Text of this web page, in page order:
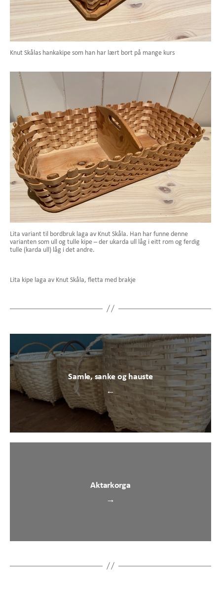
Knut Skålas hankakipe som han har lært bort på mange kurs
Lita variant til bordbruk laga av Knut Skåla. Han har funne denne
varianten som ull og tulle kipe – der ukarda ull låg i eitt rom og ferdig
tulle (karda ull) låg i det andre.
Lita kipe laga av Knut Skåla, fletta med brakje
←
Samle, sanke og hauste
→
Aktarkorga